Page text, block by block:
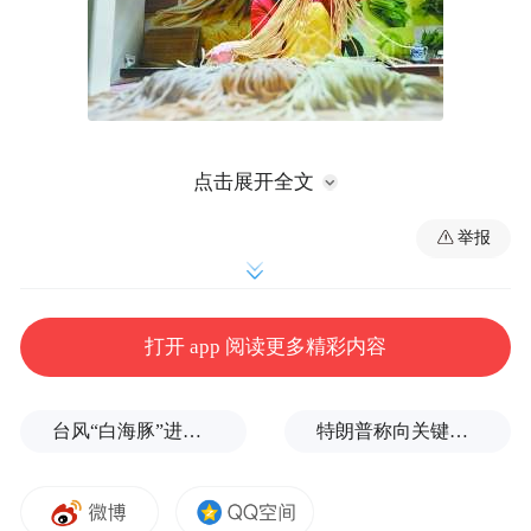
全手工制作的面条又筋道又好吃
通通的平原村，没有依山傍水的景致，也没
有特色种植的果蔬。但在刚刚过去的5月，这
点击展开全文
举报
打开 app 阅读更多精彩内容
台风“白海豚”进入24小时警戒线，最新登陆点预判 特朗普称向关键矿产投资30亿美元